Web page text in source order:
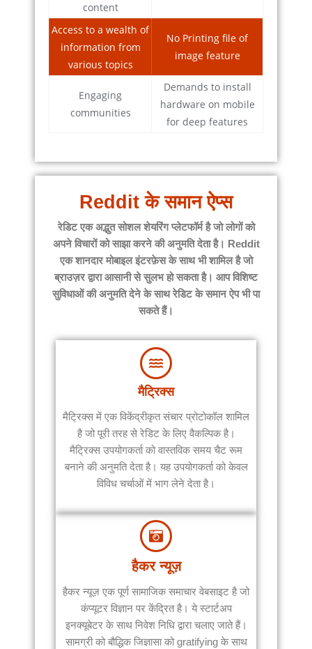
content
Access to a wealth of
information from
various topics
No Printing file of
image feature
Engaging
communities
Demands to install
hardware on mobile
for deep features
Reddit के समान ऐप्स
रेडिट एक अद्भुत सोशल शेयरिंग प्लेटफॉर्म है जो लोगों को
अपने विचारों को साझा करने की अनुमति देता है। Reddit
एक शानदार मोबाइल इंटरफ़ेस के साथ भी शामिल है जो
ब्राउज़र द्वारा आसानी से सुलभ हो सकता है। आप विशिष्ट
सुविधाओं की अनुमति देने के साथ रेडिट के समान ऐप भी पा
सकते हैं।
मैट्रिक्स
मैट्रिक्स में एक विकेंद्रीकृत संचार प्रोटोकॉल शामिल
है जो पूरी तरह से रेडिट के लिए वैकल्पिक है।
मैट्रिक्स उपयोगकर्ता को वास्तविक समय चैट रूम
बनाने की अनुमति देता है। यह उपयोगकर्ता को केवल
विविध चर्चाओं में भाग लेने देता है।
हैकर न्यूज़
हैकर न्यूज़ एक पूर्ण सामाजिक समाचार वेबसाइट है जो
कंप्यूटर विज्ञान पर केंद्रित है। ये स्टार्टअप
इनक्यूबेटर के साथ निवेश निधि द्वारा चलाए जाते हैं।
सामग्री को बौद्धिक जिज्ञासा को gratifying के साथ